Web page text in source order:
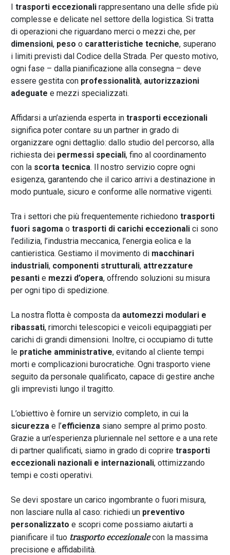
I trasporti eccezionalirappresentano una delle sfide più
complesse e delicate nel settore della logistica. Si tratta
di operazioni che riguardano merci o mezzi che, per
dimensioni, peso o caratteristiche tecniche, superano
i limiti previsti dal Codice della Strada. Per questo motivo,
ogni fase – dalla pianificazione alla consegna – deve
essere gestita con professionalità, autorizzazioni
adeguate e mezzi specializzati.
Affidarsi a un’azienda esperta in trasporti eccezionali
significa poter contare su un partner in grado di
organizzare ogni dettaglio: dallo studio del percorso, alla
richiesta dei permessi speciali, fino al coordinamento
con la scorta tecnica. Il nostro servizio copre ogni
esigenza, garantendo che il carico arrivi a destinazione in
modo puntuale, sicuro e conforme alle normative vigenti.
Tra i settori che più frequentemente richiedono trasporti
fuori sagoma o trasporti di carichi eccezionalici sono
l’edilizia, l’industria meccanica, l’energia eolica e la
cantieristica. Gestiamo il movimento di macchinari
industriali, componenti strutturali, attrezzature
pesantie mezzi d’opera, offrendo soluzioni su misura
per ogni tipo di spedizione.
La nostra flotta è composta da automezzi modulari e
ribassati, rimorchi telescopici e veicoli equipaggiati per
carichi di grandi dimensioni. Inoltre, ci occupiamo di tutte
le pratiche amministrative, evitando al cliente tempi
morti e complicazioni burocratiche. Ogni trasporto viene
seguito da personale qualificato, capace di gestire anche
gli imprevisti lungo il tragitto.
L’obiettivo è fornire un servizio completo, in cui la
sicurezza e l’efficienza siano sempre al primo posto.
Grazie a un’esperienza pluriennale nel settore e a una rete
di partner qualificati, siamo in grado di coprire trasporti
eccezionali nazionali e internazionali, ottimizzando
tempi e costi operativi.
Se devi spostare un carico ingombrante o fuori misura,
non lasciare nulla al caso: richiedi un preventivo
personalizzato e scopri come possiamo aiutarti a
pianificare il tuo trasporto eccezionalecon la massima
precisione e affidabilità.